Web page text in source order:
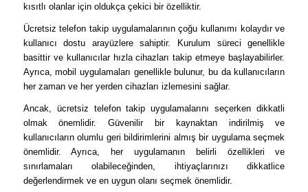
kısıtlı olanlar için oldukça çekici bir özelliktir.
Ücretsiz telefon takip uygulamalarının çoğu kullanımı kolaydır ve
kullanıcı dostu arayüzlere sahiptir. Kurulum süreci genellikle
basittir ve kullanıcılar hızla cihazları takip etmeye başlayabilirler.
Ayrıca, mobil uygulamaları genellikle bulunur, bu da kullanıcıların
her zaman ve her yerden cihazları izlemesini sağlar.
Ancak, ücretsiz telefon takip uygulamalarını seçerken dikkatli
olmak önemlidir. Güvenilir bir kaynaktan indirilmiş ve
kullanıcıların olumlu geri bildirimlerini almış bir uygulama seçmek
önemlidir. Ayrıca, her uygulamanın belirli özellikleri ve
sınırlamaları olabileceğinden, ihtiyaçlarınızı dikkatlice
değerlendirmek ve en uygun olanı seçmek önemlidir.